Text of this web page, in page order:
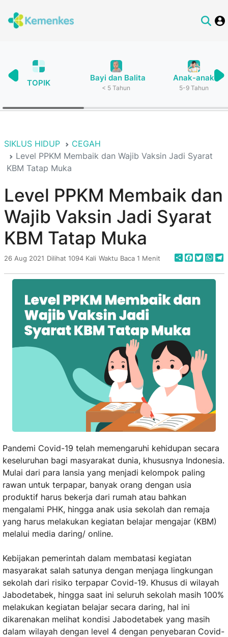
TOPIK
Bayi dan Balita
< 5 Tahun
Anak-anak
5-9 Tahun
SIKLUS HIDUP
CEGAH
Level PPKM Membaik dan Wajib Vaksin Jadi Syarat
KBM Tatap Muka
Level PPKM Membaik dan
Wajib Vaksin Jadi Syarat
KBM Tatap Muka
26 Aug 2021 Dilihat 1094 Kali Waktu Baca 1 Menit Share
Pandemi Covid-19 telah memengaruhi kehidupan secara
keseluruhan bagi masyarakat dunia, khususnya Indonesia.
Mulai dari para lansia yang menjadi kelompok paling
rawan untuk terpapar, banyak orang dengan usia
produktif harus bekerja dari rumah atau bahkan
mengalami PHK, hingga anak usia sekolah dan remaja
yang harus melakukan kegiatan belajar mengajar (KBM)
melalui media daring/ online.
Kebijakan pemerintah dalam membatasi kegiatan
masyarakat salah satunya dengan menjaga lingkungan
sekolah dari risiko terpapar Covid-19. Khusus di wilayah
Jabodetabek, hingga saat ini seluruh sekolah masih 100%
melakukan kegiatan belajar secara daring, hal ini
dikarenakan melihat kondisi Jabodetabek yang masih
dalam wilayah dengan level 4 dengan penyebaran Covid-